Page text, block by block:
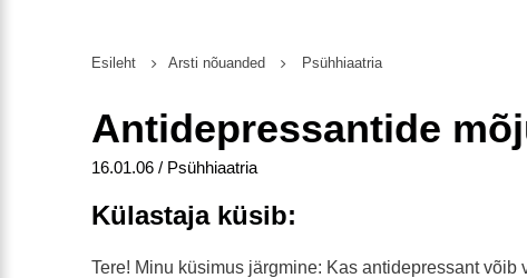
Esileht Arsti nõuanded Psühhiaatria
Antidepressantide
16.01.06 / Psühhiaatria
Külastaja küsib:
Tere! Minu küsimus järgmine: Kas antidepressant võib